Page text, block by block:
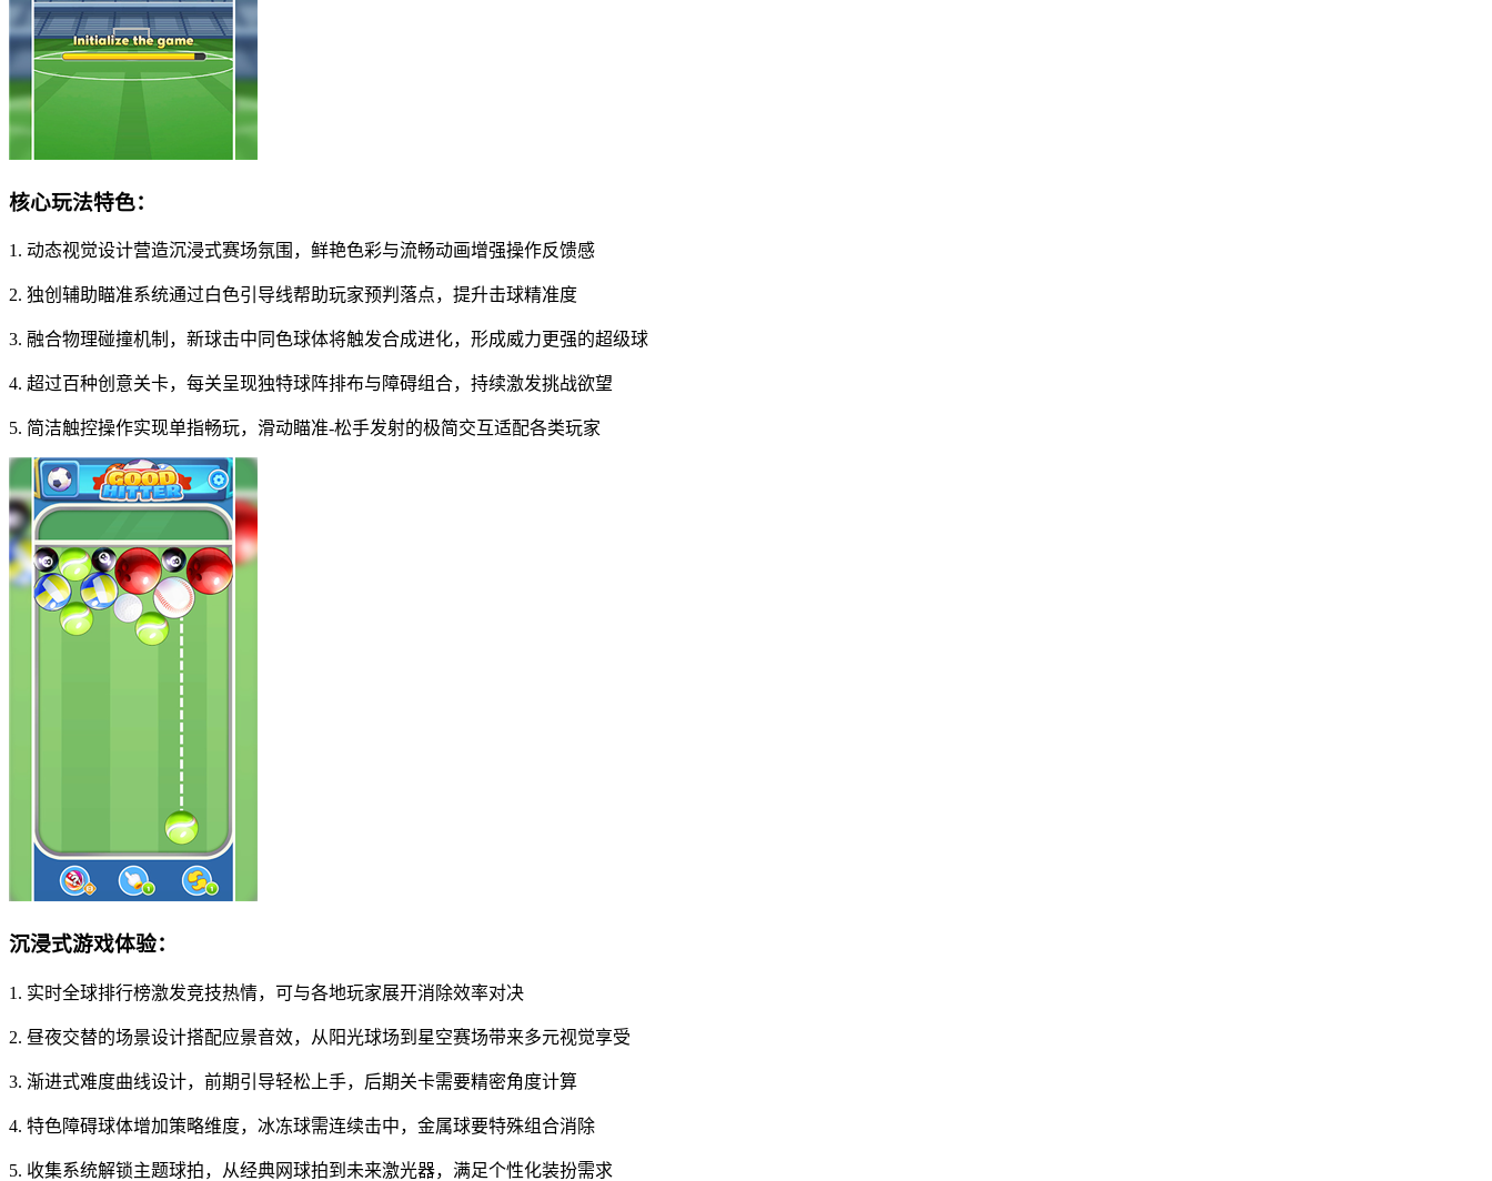
核心玩法特色：
1. 动态视觉设计营造沉浸式赛场氛围，鲜艳色彩与流畅动画增强操作反馈感
2. 独创辅助瞄准系统通过白色引导线帮助玩家预判落点，提升击球精准度
3. 融合物理碰撞机制，新球击中同色球体将触发合成进化，形成威力更强的超级球
4. 超过百种创意关卡，每关呈现独特球阵排布与障碍组合，持续激发挑战欲望
5. 简洁触控操作实现单指畅玩，滑动瞄准-松手发射的极简交互适配各类玩家
沉浸式游戏体验：
1. 实时全球排行榜激发竞技热情，可与各地玩家展开消除效率对决
2. 昼夜交替的场景设计搭配应景音效，从阳光球场到星空赛场带来多元视觉享受
3. 渐进式难度曲线设计，前期引导轻松上手，后期关卡需要精密角度计算
4. 特色障碍球体增加策略维度，冰冻球需连续击中，金属球要特殊组合消除
5. 收集系统解锁主题球拍，从经典网球拍到未来激光器，满足个性化装扮需求